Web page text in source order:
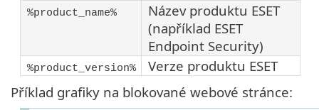
%product_name%
Název produktu ESET
(například ESET
Endpoint Security)
%product_version%
Verze produktu ESET
Příklad grafiky na blokované webové stránce: